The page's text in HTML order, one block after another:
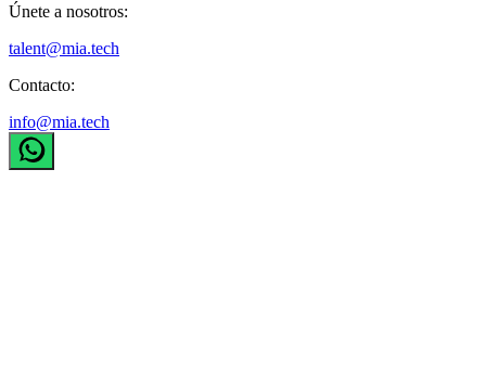
Únete a nosotros:
talent@mia.tech
Contacto:
info@mia.tech